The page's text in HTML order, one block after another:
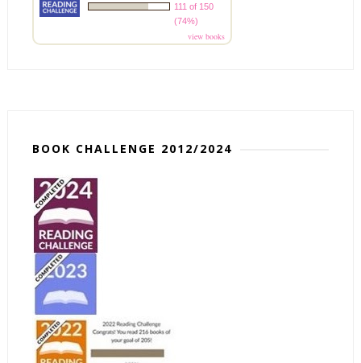
111 of 150
(74%)
view books
BOOK CHALLENGE 2012/2024